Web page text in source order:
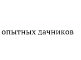
опытных дачников